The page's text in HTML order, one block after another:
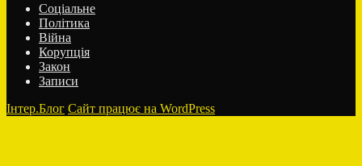
Соціальне
Політика
Війна
Корупція
Закон
Записи
Інтер.Блог Сайт працює на WordPress